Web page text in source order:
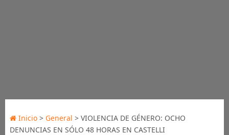
Inicio> General > VIOLENCIA DE GÉNERO: OCHO
DENUNCIAS EN SÓLO 48 HORAS EN CASTELLI